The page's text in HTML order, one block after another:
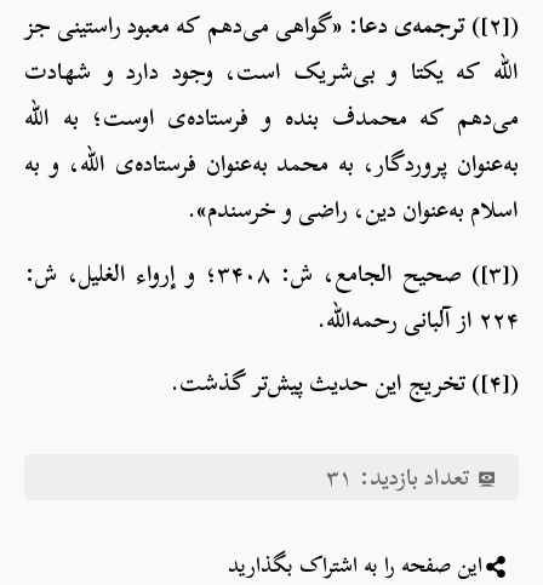
([۲])
ترجمه‌ی دعا: «گواهی می‌دهم که معبود راستینی جز
الله که یکتا و بی‌شریک است، وجود دارد و شهادت
می‌دهم که محمدف بنده و فرستاده‌ی اوست؛ به الله
به‌عنوان پروردگار، به محمد به‌عنوان فرستاده‌ی الله، و به
اسلام به‌عنوان دین، راضی و خرسندم».
([۳]) صحیح الجامع، ش: ۳۴۰۸؛ و إرواء الغلیل، ش:
۲۲۴ از آلبانی رحمه‌الله.
([۴]) تخریج این حدیث پیش‌تر گذشت.
تعداد بازدید: ۳۱
این صفحه را به اشتراک بگذارید